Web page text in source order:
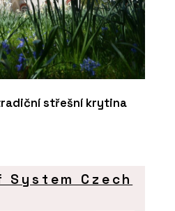
střešní krytina
System Czech